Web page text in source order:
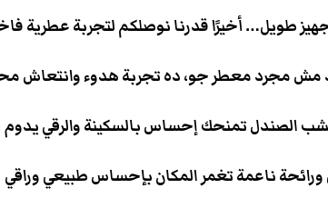
طويل… أخيرًا قدرنا نوصلكم لتجربة عطرية
مش مجرد معطر جو، ده تجربة هدوء وانتعاش
الصندل تمنحك إحساس بالسكينة والرقي
ناعمة تغمر المكان بإحساس طبيعي وراقي